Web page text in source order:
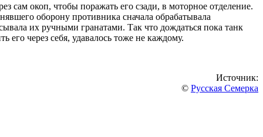
сам окоп, чтобы поражать его сзади, в моторное отделение.
оборону противника сначала обрабатывала
их ручными гранатами. Так что дождаться пока танк
его через себя, удавалось тоже не каждому.
Источник:
© Русская Семерка